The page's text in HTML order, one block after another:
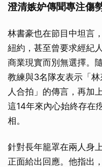
澄清嫉妒傳聞專注傷
林書豪也在節目中坦言
紐約，甚至曾要求經紀
商業現實而別無選擇。
教練與3名隊友表示「
人合拍」的傳言，再加
這14年來內心始終存在
相。
針對長年籠罩在兩人身
正面給出回應。他指出